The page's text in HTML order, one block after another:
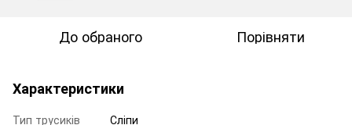
До обраного Порівняти
Характеристики
Тип трусиків
Сліпи